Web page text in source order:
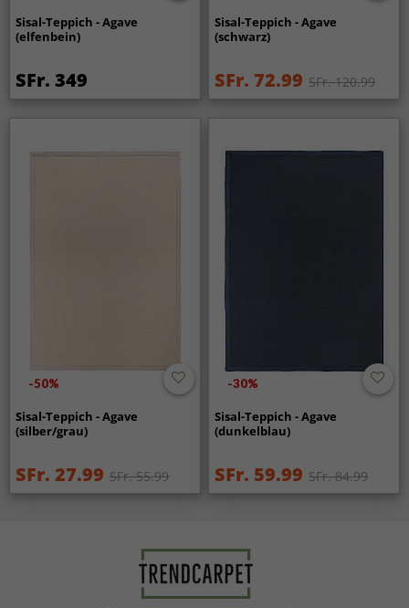
Sisal-Teppich - Agave
(elfenbein)
SFr. 349
Sisal-Teppich - Agave
(schwarz)
SFr. 72.99 SFr. 120.99
-50%
Sisal-Teppich - Agave
(silber/grau)
SFr. 27.99 SFr. 55.99
-30%
Sisal-Teppich - Agave
(dunkelblau)
SFr. 59.99 SFr. 84.99